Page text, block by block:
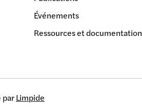
Événements
Ressources et documentation
parLimpide